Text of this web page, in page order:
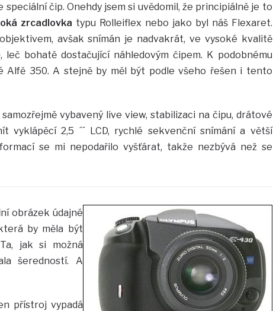
speciální čip. Onehdy jsem si uvědomil, že principiálně je to
zrcadlovka typu Rolleiflex nebo jako byl náš Flexaret.
avšak snímán je nadvakrát, ve vysoké kvalitě
bohatě dostačující náhledovým čipem. K podobnému
Alfě 350. A stejně by měl být podle všeho řešen i tento
vybavený live view, stabilizaci na čipu, drátové
vyklápěcí 2,5 ´´ LCD, rychlé sekvenční snímání a větší
se mi nepodařilo vyšťárat, takže nezbývá než se
obrázek údajné
by měla být
jak si možná
šeredností. A
přístroj vypadá